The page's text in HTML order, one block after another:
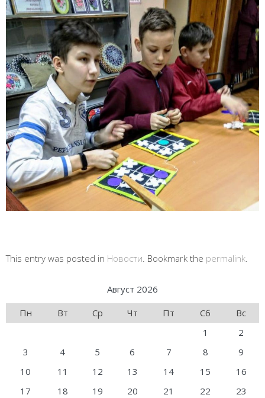
This entry was posted in Новости. Bookmark the permalink.
Август 2026
Пн
Вт Ср Чт Пт Сб
Вс
1
2
3
4 5 6 7 8
9
10
11 12 13 14 15
16
17
18 19 20 21 22
23